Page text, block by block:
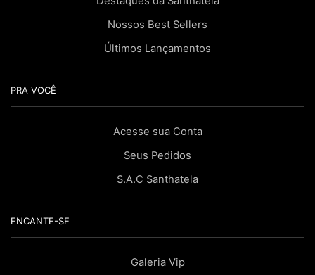
Nossos Best Sellers
Últimos Lançamentos
PRA VOCÊ
Acesse sua Conta
Seus Pedidos
S.A.C Santhatela
ENCANTE-SE
Galeria Vip